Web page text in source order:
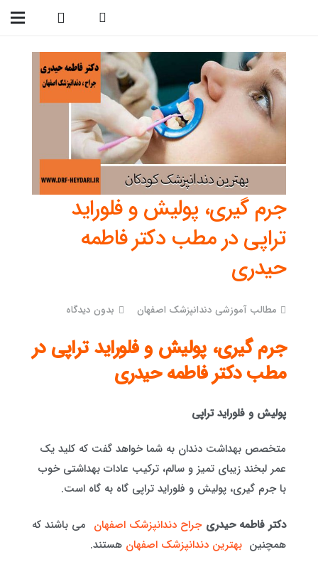
جرم گیری، پولیش و فلوراید
تراپی در مطب دکتر فاطمه
حیدری
مطالب آموزشی دندانپزشک اصفهان بدون دیدگاه
جرم گیری، پولیش و فلوراید تراپی در
مطب دکتر فاطمه حیدری
پولیش و فلوراید تراپی
متخصص بهداشت دندان به شما خواهد گفت که کلید یک
عمر لبخند زیبای تمیز و سالم، ترکیب عادات بهداشتی خوب
با جرم گیری، پولیش و فلوراید تراپی گاه به گاه است.
دکتر فاطمه حیدری جراح دندانپزشک اصفهان می باشند که
همچنین بهترین دندانپزشک اصفهان هستند.